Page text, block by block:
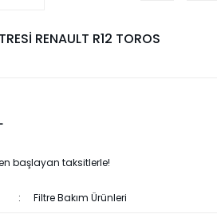
RENAULT R12 TOROS
başlayan taksitlerle!
Filtre Bakım Ürünleri